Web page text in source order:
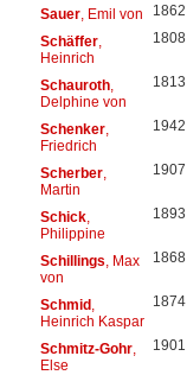
Sauer, Emil von 1862
Schäffer,
Heinrich
1808
Schauroth,
Delphine von
1813
Schenker,
Friedrich
1942
Scherber,
Martin
1907
Schick,
Philippine
1893
Schillings , Max
von
1868
Schmid,
Heinrich Kaspar
1874
Schmitz-Gohr,
Else
1901